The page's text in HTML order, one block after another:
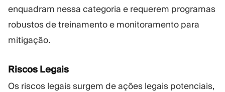
enquadram nessa categoria e requerem programas
robustos de treinamento e monitoramento para
mitigação.
Riscos Legais
Os riscos legais surgem de ações legais potenciais,